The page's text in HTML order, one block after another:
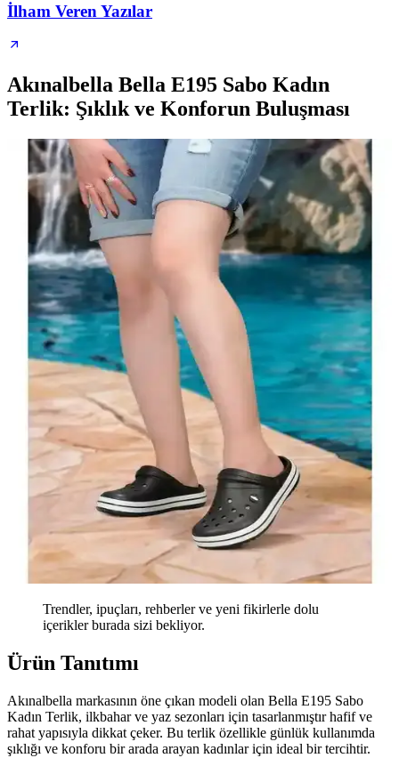
İlham Veren Yazılar
Akınalbella Bella E195 Sabo Kadın
Terlik: Şıklık ve Konforun Buluşması
Trendler, ipuçları, rehberler ve yeni fikirlerle dolu
içerikler burada sizi bekliyor.
Ürün Tanıtımı
Akınalbella markasının öne çıkan modeli olan Bella E195 Sabo
Kadın Terlik, ilkbahar ve yaz sezonları için tasarlanmıştır hafif ve
rahat yapısıyla dikkat çeker. Bu terlik özellikle günlük kullanımda
şıklığı ve konforu bir arada arayan kadınlar için ideal bir tercihtir.